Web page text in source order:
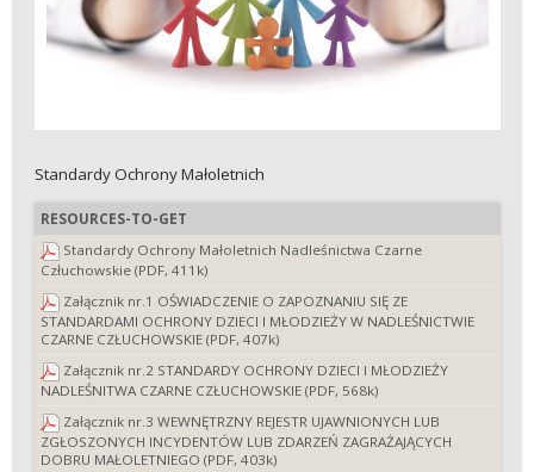
Standardy Ochrony Małoletnich
RESOURCES-TO-GET
Standardy Ochrony Małoletnich Nadleśnictwa Czarne
Człuchowskie (PDF, 411k)
Załącznik nr.1 OŚWIADCZENIE O ZAPOZNANIU SIĘ ZE
STANDARDAMI OCHRONY DZIECI I MŁODZIEŻY W NADLEŚNICTWIE
CZARNE CZŁUCHOWSKIE (PDF, 407k)
Załącznik nr.2 STANDARDY OCHRONY DZIECI I MŁODZIEŻY
NADLEŚNITWA CZARNE CZŁUCHOWSKIE (PDF, 568k)
Załącznik nr.3 WEWNĘTRZNY REJESTR UJAWNIONYCH LUB
ZGŁOSZONYCH INCYDENTÓW LUB ZDARZEŃ ZAGRAŻAJĄCYCH
DOBRU MAŁOLETNIEGO (PDF, 403k)